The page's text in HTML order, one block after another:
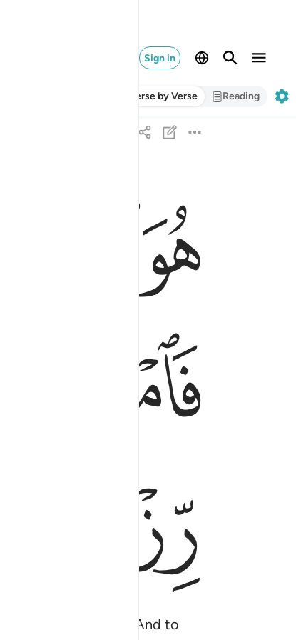
Sign in
Verse by Verse Reading
هُوَ ٱلَّذِى جَعَلَ لَكُمُ ٱلْأَرْضَ ذَلُولًۭا
ﱔﱕ
ﱚ
ﱟﱠ
His provisions. And to